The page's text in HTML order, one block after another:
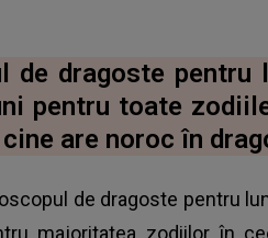
de dragoste
pentru toate
are noroc în
de dragoste pentru
majoritatea zodiilor în